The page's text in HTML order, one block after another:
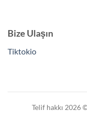
Bize Ulaşın
Tiktokio
Telif hakkı 2026